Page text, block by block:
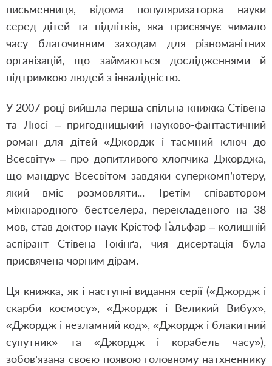
письменниця, відома популяризаторка науки
серед дітей та підлітків, яка присвячує чимало
часу благочинним заходам для різноманітних
організацій, що займаються дослідженнями й
підтримкою людей з інвалідністю.
У 2007 році вийшла перша спільна книжка Стівена
та Люсі – пригодницький науково-фантастичний
роман для дітей «Джордж і таємний ключ до
Всесвіту» – про допитливого хлопчика Джорджа,
що мандрує Всесвітом завдяки суперкомп’ютеру,
який вміє розмовляти... Третім співавтором
міжнародного бестселера, перекладеного на 38
мов, став доктор наук Крістоф Ґальфар – колишній
аспірант Стівена Гокінґа, чия дисертація була
присвячена чорним дірам.
Ця книжка, як і наступні видання серії («Джордж і
скарби космосу», «Джордж і Великий Вибух»,
«Джордж і незламний код», «Джордж і блакитний
супутник» та «Джордж і корабель часу»),
зобов’язана своєю появою головному натхненнику